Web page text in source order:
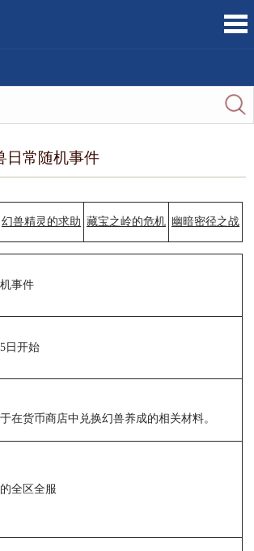
常随机事件
幻兽精灵的求助 藏宝之岭的危机 幽暗密径之战
事件
日开始
在货币商店中兑换幻兽养成的相关材料。
全区全服